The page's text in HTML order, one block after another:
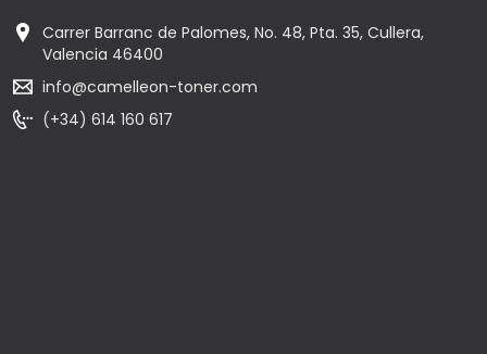
Carrer Barranc de Palomes, No. 48, Pta. 35, Cullera,
Valencia 46400
info@camelleon-toner.com
(+34) 614 160 617